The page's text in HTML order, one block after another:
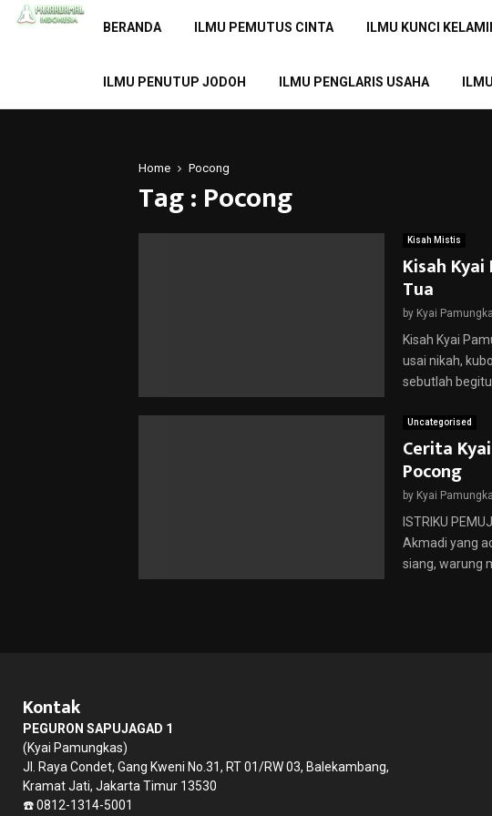
BERANDA ILMU PEMUTUS CINTA ILMU KUNCI
ILMU PENUTUP JODOH ILMU PENGLARIS USAHA
Home Pocong
Tag : Pocong
Kisah Mistis
Kisah
Tua
by Kyai
Kisah Kyai
usai nikah,
sebutlah
Uncategorised
Cerita
Pocong
by Kyai
ISTRIKU
Akmadi yang
siang, warung
Kontak
PEGURON SAPUJAGAD 1
(Kyai Pamungkas)
Jl. Raya Condet, Gang Kweni No.31, RT 01/RW 03, Balekambang,
Kramat Jati, Jakarta Timur 13530
☎️ 0812-1314-5001